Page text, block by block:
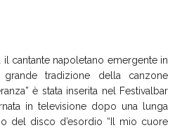
cantante napoletano emergente in
tradizione della canzone
è stata inserita nel Festivalbar
in televisione dopo una lunga
del disco d’esordio “Il mio cuore